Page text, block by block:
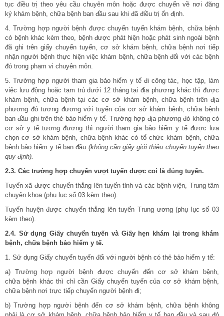
tục điều trị theo yêu cầu chuyên môn hoặc được chuyển về nơi đăng
ký khám bệnh, chữa bệnh ban đầu sau khi đã điều trị ổn định.
4. Trường hợp người bệnh được chuyển tuyến khám bệnh, chữa bệnh
có bệnh khác kèm theo, bệnh được phát hiện hoặc phát sinh ngoài bệnh
đã ghi trên giấy chuyển tuyến, cơ sở khám bệnh, chữa bệnh nơi tiếp
nhận người bệnh thực hiện việc khám bệnh, chữa bệnh đối với các bệnh
đó trong phạm vi chuyên môn.
5. Trường hợp người tham gia bảo hiểm y tế đi công tác, học tập, làm
việc lưu động hoặc tạm trú dưới 12 tháng tại địa phương khác thì được
khám bệnh, chữa bệnh tại các cơ sở khám bệnh, chữa bệnh trên địa
phương đó tương đương với tuyến của cơ sở khám bệnh, chữa bệnh
ban đầu ghi trên thẻ bảo hiểm y tế. Trường hợp địa phương đó không có
cơ sở y tế tương đương thì người tham gia bảo hiểm y tế được lựa
chọn cơ sở khám bệnh, chữa bệnh khác có tổ chức khám bệnh, chữa
bệnh bảo hiểm y tế ban đầu (không cần giấy giới thiệu chuyển tuyến theo
quy định).
2.3. Các trường hợp chuyển vượt tuyến được coi là đúng tuyến.
Tuyến xã được chuyển thẳng lên tuyến tỉnh và các bệnh viện, Trung tâm
chuyên khoa (phụ lục số 03 kèm theo).
Tuyến huyện được chuyển thẳng lên tuyến Trung ương (phụ lục số 03
kèm theo).
2.4. Sử dụng Giấy chuyển tuyến và Giấy hẹn khám lại trong khám
bệnh, chữa bệnh bảo hiểm y tế.
1. Sử dụng Giấy chuyển tuyến đối với người bệnh có thẻ bảo hiểm y tế:
a) Trường hợp người bệnh được chuyển đến cơ sở khám bệnh,
chữa bệnh khác thì chỉ cần Giấy chuyển tuyến của cơ sở khám bệnh,
chữa bệnh nơi trực tiếp chuyển người bệnh đi;
b) Trường hợp người bệnh đến cơ sở khám bệnh, chữa bệnh không